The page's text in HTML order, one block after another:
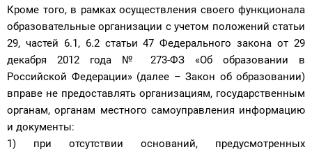
Кроме того, в рамках осуществления своего функционала
образовательные организации с учетом положений статьи
29, частей 6.1, 6.2 статьи 47 Федерального закона от 29
декабря 2012 года № 273-ФЗ «Об образовании в
Российской Федерации» (далее – Закон об образовании)
вправе не предоставлять организациям, государственным
органам, органам местного самоуправления информацию
и документы:
1) при отсутствии оснований, предусмотренных